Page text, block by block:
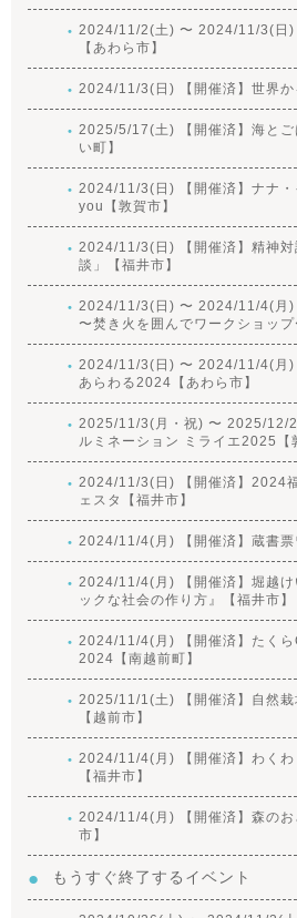
2024/11/2(土) 〜 2024/11/3(日)
【あわら市】
2024/11/3(日) 【開催済】世界か
2025/5/17(土) 【開催済】海と
い町】
2024/11/3(日) 【開催済】ナナ
you【敦賀市】
2024/11/3(日) 【開催済】精神
談」【福井市】
2024/11/3(日) 〜 2024/11/4(月)
〜焚き火を囲んでワークショップ
2024/11/3(日) 〜 2024/11/4(月)
あらわる2024【あわら市】
2025/11/3(月・祝) 〜 2025/12/
ルミネーション ミライエ2025【
2024/11/3(日) 【開催済】2024
ェスタ【福井市】
2024/11/4(月) 【開催済】蔵書票
2024/11/4(月) 【開催済】堀越け
ックな社会の作り方』【福井市】
2024/11/4(月) 【開催済】たくら
2024【南越前町】
2025/11/1(土) 【開催済】自然栽
【越前市】
2024/11/4(月) 【開催済】わくわ
【福井市】
2024/11/4(月) 【開催済】森のお
市】
もうすぐ終了するイベント